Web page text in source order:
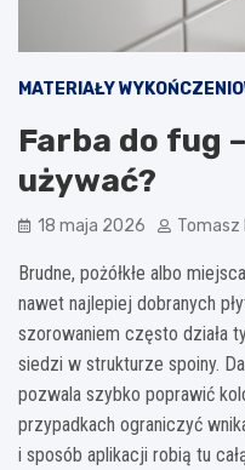
MATERIAŁY
Farba do fug
używać?
18 maja 2026 Tomasz
Brudne, pożółkłe albo
nawet najlepiej dobranych
szorowaniem często działa
siedzi w strukturze spoiny.
pozwala szybko poprawić
przypadkach ograniczyć
i sposób aplikacji robią tu